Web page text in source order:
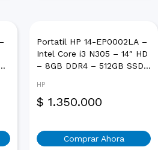
Portatil HP 14-EP0002LA –
Intel Core i3 N305 – 14″ HD
– 8GB DDR4 – 512GB SSD
Natural
HP
$ 1.350.000
Comprar Ahora